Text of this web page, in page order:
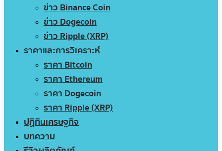
ข่าว Binance Coin
ข่าว Dogecoin
ข่าว Ripple (XRP)
ราคาและการวิเคราะห์
ราคา Bitcoin
ราคา Ethereum
ราคา Dogecoin
ราคา Ripple (XRP)
ปฏิทินเศรษฐกิจ
บทความ